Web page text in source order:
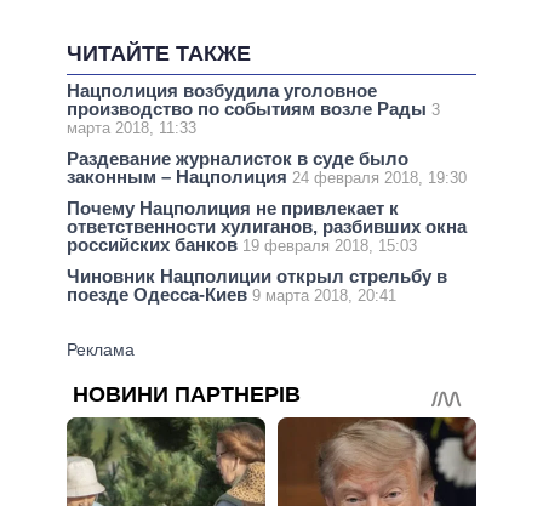
ЧИТАЙТЕ ТАКЖЕ
Нацполиция возбудила уголовное
производство по событиям возле Рады 3
марта 2018, 11:33
Раздевание журналисток в суде было
законным – Нацполиция 24 февраля 2018, 19:30
Почему Нацполиция не привлекает к
ответственности хулиганов, разбивших окна
российских банков 19 февраля 2018, 15:03
Чиновник Нацполиции открыл стрельбу в
поезде Одесса-Киев 9 марта 2018, 20:41